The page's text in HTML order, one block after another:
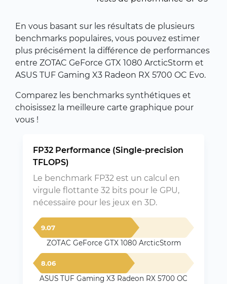
En vous basant sur les résultats de plusieurs
benchmarks populaires, vous pouvez estimer
plus précisément la différence de performances
entre ZOTAC GeForce GTX 1080 ArcticStorm et
ASUS TUF Gaming X3 Radeon RX 5700 OC Evo.
Comparez les benchmarks synthétiques et
choisissez la meilleure carte graphique pour
vous !
FP32 Performance (Single-precision
TFLOPS)
Le benchmark FP32 est un calcul en
virgule flottante 32 bits pour le GPU,
nécessaire pour les jeux en 3D.
9.07
ZOTAC GeForce GTX 1080 ArcticStorm
8.06
ASUS TUF Gaming X3 Radeon RX 5700 OC